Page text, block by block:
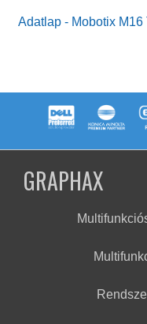
Adatlap - Mobotix
GRAPHAX